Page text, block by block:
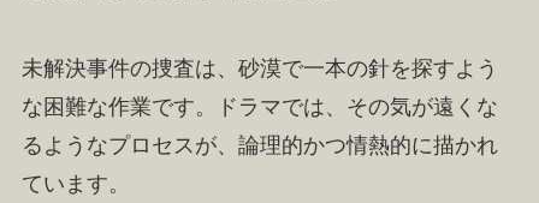
未解決事件の捜査は、砂漠で一本の針を探すよう
な困難な作業です。ドラマでは、その気が遠くな
るようなプロセスが、論理的かつ情熱的に描かれ
ています。